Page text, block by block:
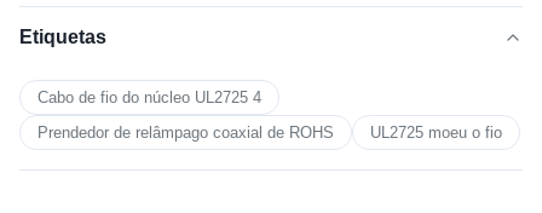
Etiquetas
Cabo de fio do núcleo UL2725 4
Prendedor de relâmpago coaxial de ROHS
UL2725 moeu o fio